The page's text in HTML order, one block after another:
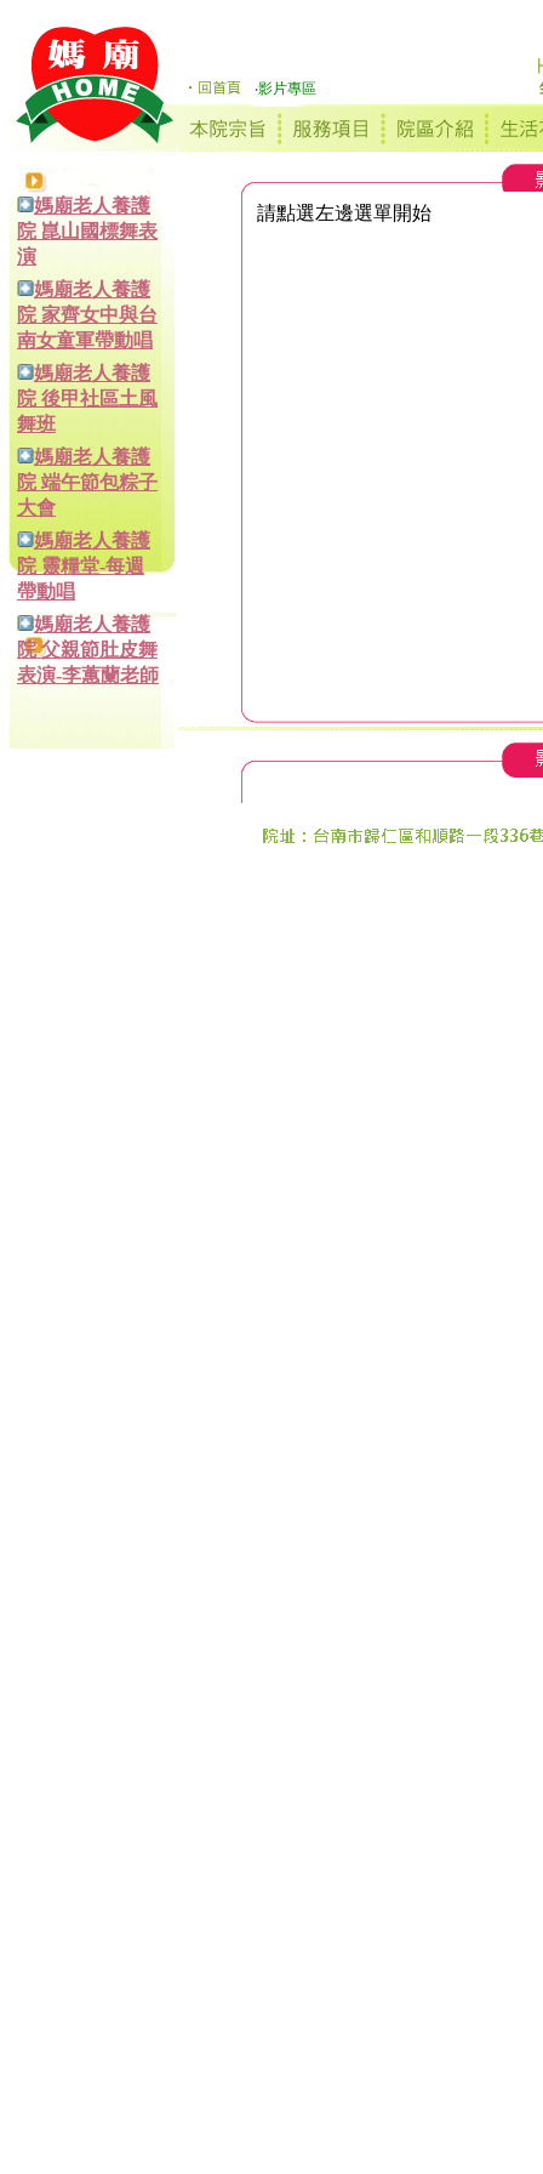
媽廟老人養護
院 崑山國標舞表
演
媽廟老人養護
院 家齊女中與台
南女童軍帶動唱
媽廟老人養護
院 後甲社區土風
舞班
媽廟老人養護
院 端午節包粽子
大會
媽廟老人養護
院 靈糧堂-每週
帶動唱
媽廟老人養護
院 父親節肚皮舞
表演-李蕙蘭老師
‧影片專區